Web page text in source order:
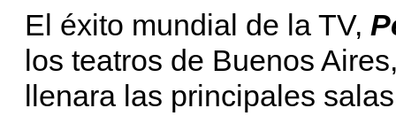
El éxito mundial de la TV,
los teatros de Buenos
llenara las principales